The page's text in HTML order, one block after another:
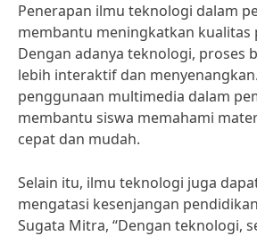
Penerapan ilmu teknologi dalam
membantu meningkatkan kualitas
Dengan adanya teknologi, proses
lebih interaktif dan
penggunaan multimedia dalam
membantu siswa memahami
cepat dan mudah.
Selain itu, ilmu teknologi juga
mengatasi kesenjangan
Sugata Mitra, “Dengan teknologi,